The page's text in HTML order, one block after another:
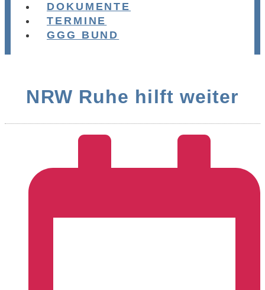
DOKUMENTE
TERMINE
GGG BUND
NRW Ruhe hilft weiter